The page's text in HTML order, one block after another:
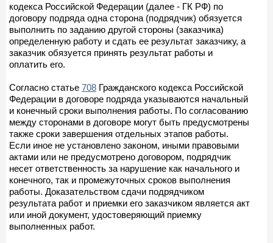
кодекса Российской Федерации (далее - ГК РФ) по
договору подряда одна сторона (подрядчик) обязуется
выполнить по заданию другой стороны (заказчика)
определенную работу и сдать ее результат заказчику, а
заказчик обязуется принять результат работы и
оплатить его.
Согласно статье 708 Гражданского кодекса Российской
Федерации в договоре подряда указываются начальный
и конечный сроки выполнения работы. По согласованию
между сторонами в договоре могут быть предусмотрены
также сроки завершения отдельных этапов работы.
Если иное не установлено законом, иными правовыми
актами или не предусмотрено договором, подрядчик
несет ответственность за нарушение как начального и
конечного, так и промежуточных сроков выполнения
работы. Доказательством сдачи подрядчиком
результата работ и приемки его заказчиком является акт
или иной документ, удостоверяющий приемку
выполненных работ.